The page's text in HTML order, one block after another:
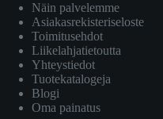
Näin palvelemme
Asiakasrekisteriseloste
Toimitusehdot
Liikelahjatietoutta
Yhteystiedot
Tuotekatalogeja
Blogi
Oma painatus